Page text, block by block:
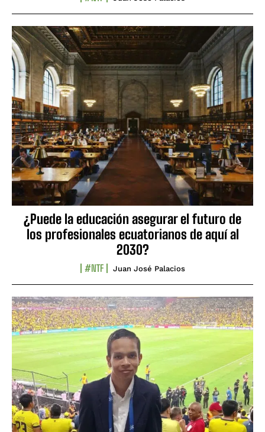
¿Puede la educación asegurar el futuro de
los profesionales ecuatorianos de aquí al
2030?
#NTF Juan José Palacios